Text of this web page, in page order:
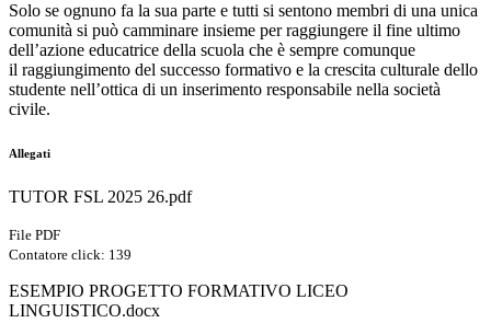
Solo se ognuno fa la sua parte e tutti si sentono membri di una unica
comunità si può camminare insieme per raggiungere il fine ultimo
dell’azione educatrice della scuola che è sempre comunque
il raggiungimento del successo formativo e la crescita culturale dello
studente nell’ottica di un inserimento responsabile nella società
civile.
Allegati
TUTOR FSL 2025 26.pdf
File PDF
Contatore click: 139
ESEMPIO PROGETTO FORMATIVO LICEO
LINGUISTICO.docx